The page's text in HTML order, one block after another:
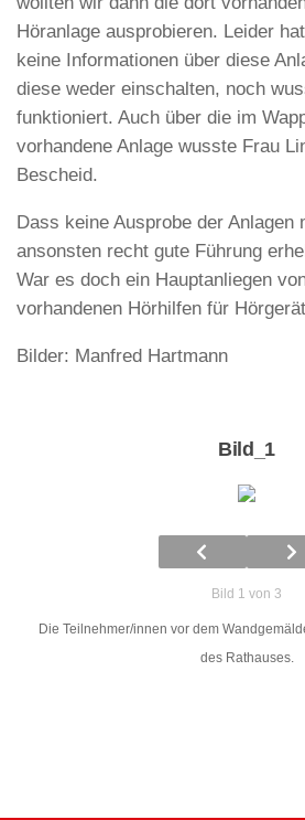
Höranlage ausprobieren. Leider
keine Informationen über diese
diese weder einschalten, noch
funktioniert. Auch über die im
vorhandene Anlage wusste Frau
Bescheid.
Dass keine Ausprobe der Anlagen
ansonsten recht gute Führung
War es doch ein Hauptanliegen
vorhandenen Hörhilfen für
Bilder: Manfred Hartmann
Bild_1
Bild 1 von 3
Die Teilnehmer/innen vor dem
des Rathauses.